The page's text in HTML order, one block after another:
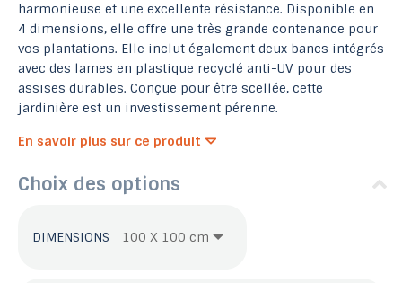
harmonieuse et une excellente résistance. Disponible en
4 dimensions, elle offre une très grande contenance pour
vos plantations. Elle inclut également deux bancs intégrés
avec des lames en plastique recyclé anti-UV pour des
assises durables. Conçue pour être scellée, cette
jardinière est un investissement pérenne.
En savoir plus sur ce produit
Choix des options
DIMENSIONS